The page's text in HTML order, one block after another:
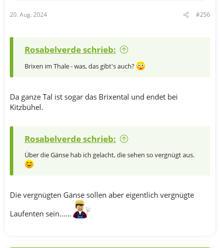
:
20. Aug. 2024 #256
Rosabelverde schrieb:
Brixen im Thale - was, das gibt's auch?
Da ganze Tal ist sogar das Brixental und endet bei
Kitzbühel.
Rosabelverde schrieb:
Über die Gänse hab ich gelacht, die sehen so vergnügt aus.
Die vergnügten Gänse sollen aber eigentlich vergnügte
Laufenten sein......